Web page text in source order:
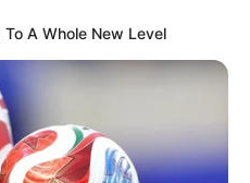
A Whole New Level